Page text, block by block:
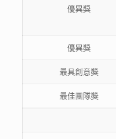
優異獎
優異獎
最具創意獎
最佳團隊獎